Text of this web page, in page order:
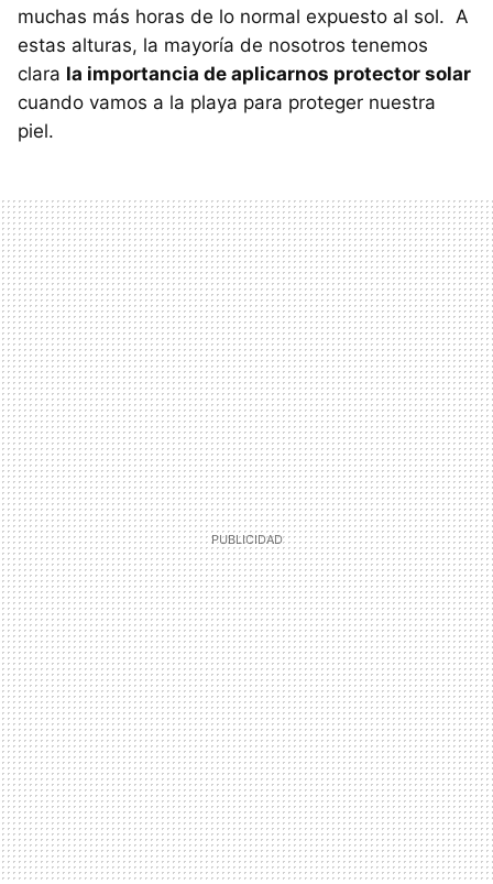
muchas más horas de lo normal expuesto al sol. A
estas alturas, la mayoría de nosotros tenemos
clara la importancia de aplicarnos protector solar
cuando vamos a la playa para proteger nuestra
piel.